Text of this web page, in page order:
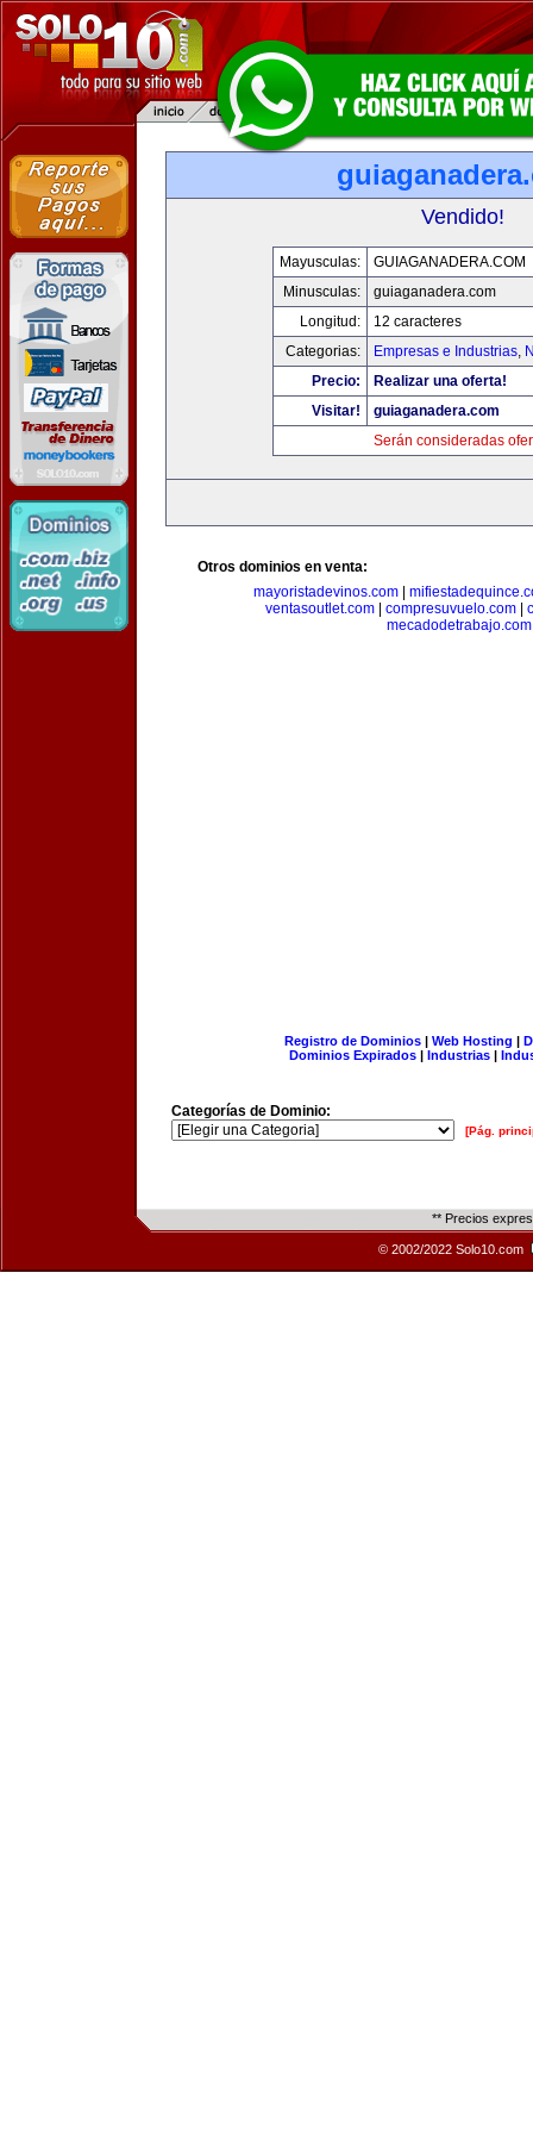
Vendido!
Mayusculas:
GUIAGANADERA.COM
Minusculas:
guiaganadera.com
Longitud:
12 caracteres
Categorias:
Empresas e Industrias,
Precio:
Realizar una oferta!
Visitar!
guiaganadera.com
Serán consideradas
Otros dominios en venta:
mayoristadevinos.com
ventasoutlet.com
compresuvuelo.com
mecadodetrabajo.com
Registro de Dominios| Web Hosting |
Dominios Expirados | Industrias |
Categorías de Dominio:
[Pág.
** Precios
© 2002/2022 Solo10.com